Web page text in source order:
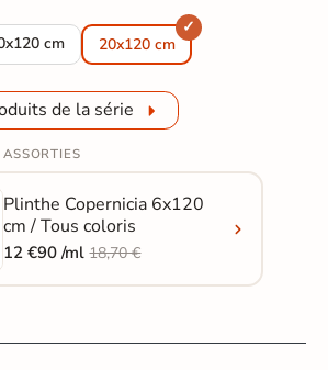
cmsol extérieur effet bois Copernicia
20x120 cm
de la série
Plinthe Copernicia 6x120
cm / Tous coloris
12 €90 /ml18,70 €